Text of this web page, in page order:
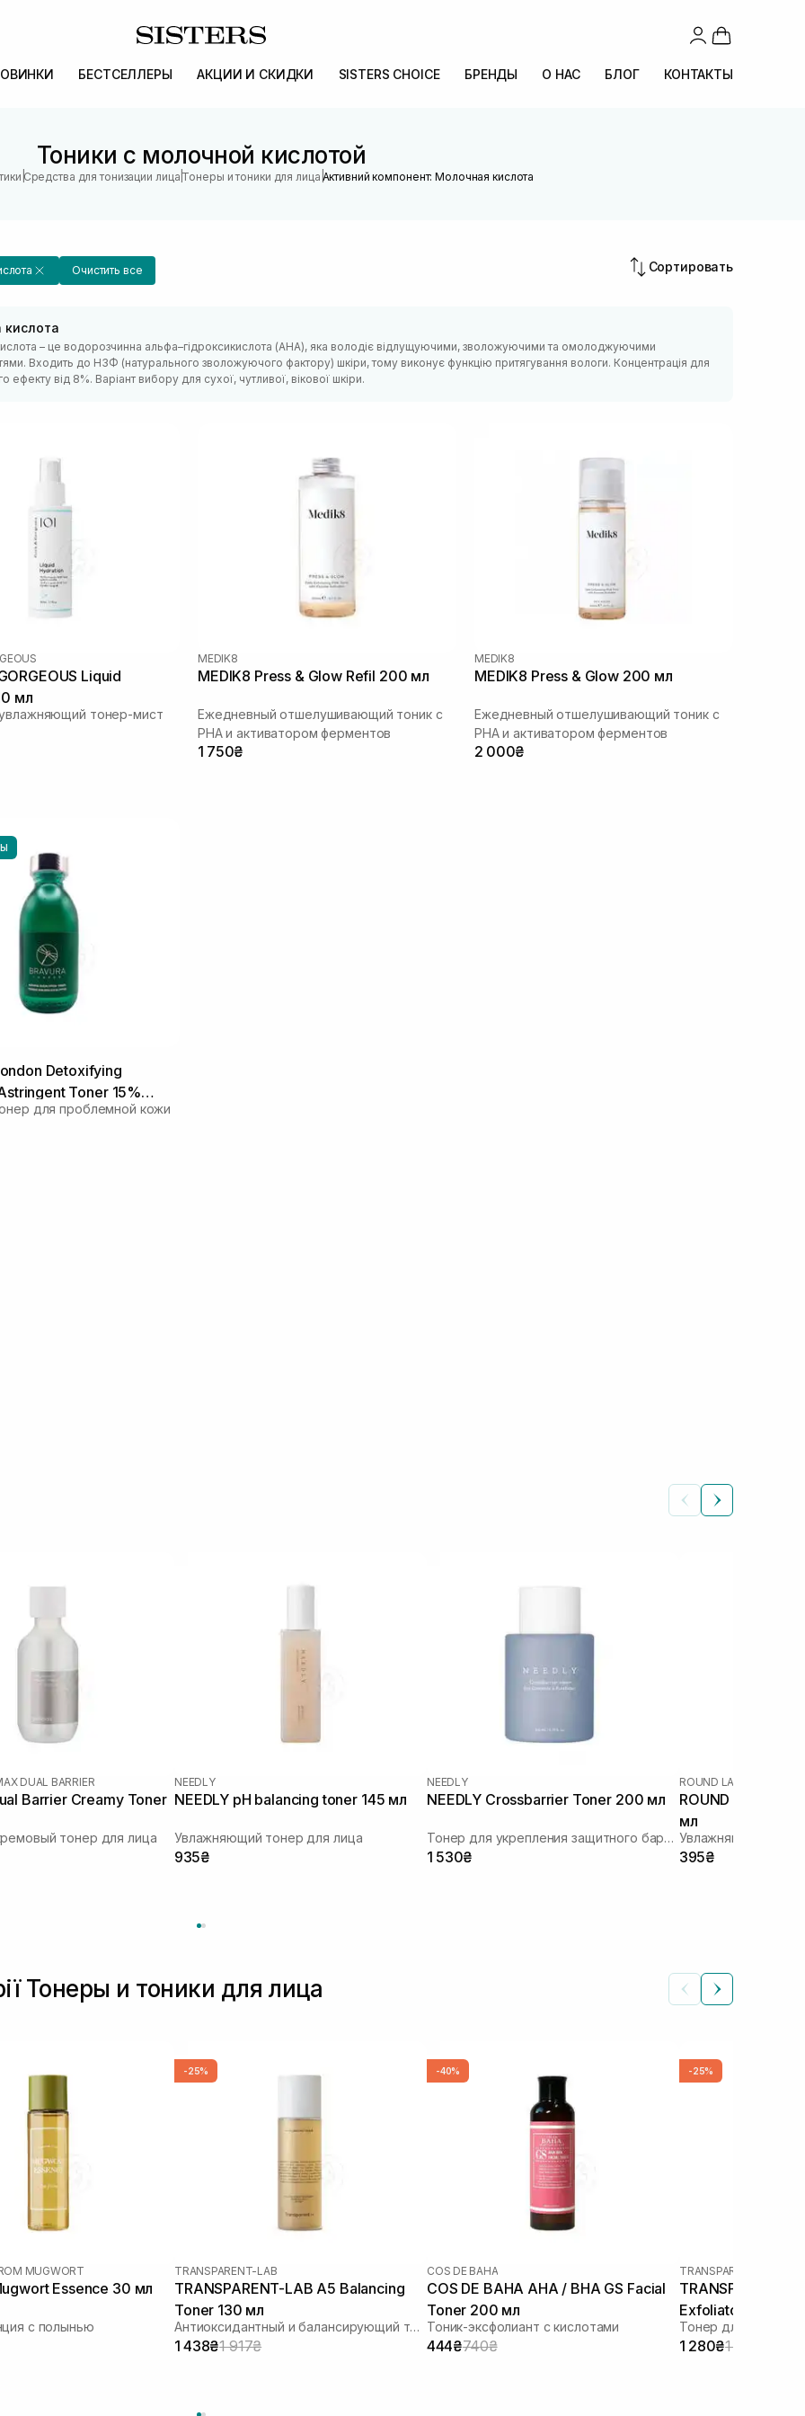
БЕСТСЕЛЛЕРЫ АКЦИИ И СКИДКИ SISTERS CHOICE БРЕНДЫ О НАС БЛОГ КОНТАКТЫ
Тоники с молочной кислотой
|Средства для тонизации лица |Тонеры и тоники для лица |Активний компонент: Молочная кислота
Очистить все Сортировать
– це водорозчинна альфа–гідроксикислота (АНА), яка володіє відлущуючими, зволожуючими та омолоджуючими
Входить до НЗФ (натурального зволожуючого фактору) шкіри, тому виконує функцію притягування вологи. Концентрація для
ефекту від 8%. Варіант вибору для сухої, чутливої, вікової шкіри.
Liquid
мл
тонер-мист
MEDIK8
MEDIK8 Press & Glow Refil 200 мл
Ежедневный отшелушивающий тоник с
РНА и активатором ферментов
1 750₴
MEDIK8
MEDIK8 Press & Glow 200 мл
Ежедневный отшелушивающий тоник с
РНА и активатором ферментов
2 000₴
Detoxifying
Toner 15%
млдля проблемной кожи
DUAL BARRIER
Barrier Creamy Toner
тонер для лица
NEEDLY
NEEDLY pH balancing toner 145 мл
Увлажняющий тонер для лица
935₴
NEEDLY
NEEDLY Crossbarrier Toner 200 мл
Тонер для укрепления защитного барьера
1 530₴
ROUND LAB
ROUND LAB
мл
Увлажняющий
395₴
Тонеры и тоники для лица
MUGWORT
Essence 30 мл
с полынью
-25%
TRANSPARENT-LAB
TRANSPARENT-LAB A5 Balancing
Toner 130 мл
Антиоксидантный и балансирующий тонер
1 438₴1 917₴
-40%
COS DE BAHA
COS DE BAHA AHA / BHA GS Facial
Toner 200 мл
Тоник-эксфолиант с кислотами
444₴740₴
-25%
TRANSPARENT-LAB
TRANSPARENT-
Exfoliator 130 мл
1 280₴1 707₴